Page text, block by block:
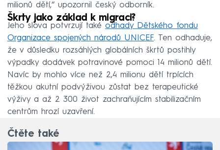
milionů dětí,“ upozornil český odborník.
Škrty jako základ k migraci?
Jeho slova potvrzují také odhady Dětského fondu
Organizace spojených národů UNICEF. Ten odhaduje,
že v důsledku rozsáhlých globálních škrtů postihly
výpadky dodávek potravinové pomoci 14 milionů dětí.
Navíc by mohlo více než 2,4 milionu dětí trpících
těžkou akutní podvýživou zůstat bez terapeutické
výživy a až 2 300 život zachraňujícím stabilizačním
centrům hrozí uzavření.
Čtěte také